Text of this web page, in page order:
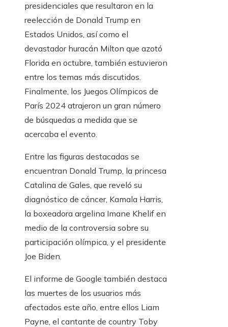
presidenciales que resultaron en la
reelección de Donald Trump en
Estados Unidos, así como el
devastador huracán Milton que azotó
Florida en octubre, también estuvieron
entre los temas más discutidos.
Finalmente, los Juegos Olímpicos de
París 2024 atrajeron un gran número
de búsquedas a medida que se
acercaba el evento.
Entre las figuras destacadas se
encuentran Donald Trump, la princesa
Catalina de Gales, que reveló su
diagnóstico de cáncer, Kamala Harris,
la boxeadora argelina Imane Khelif en
medio de la controversia sobre su
participación olímpica, y el presidente
Joe Biden.
El informe de Google también destaca
las muertes de los usuarios más
afectados este año, entre ellos Liam
Payne, el cantante de country Toby